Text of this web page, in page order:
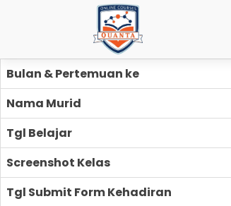
Bulan & Pertemuan ke
Nama Murid
Tgl Belajar
Screenshot Kelas
Tgl Submit Form Kehadiran